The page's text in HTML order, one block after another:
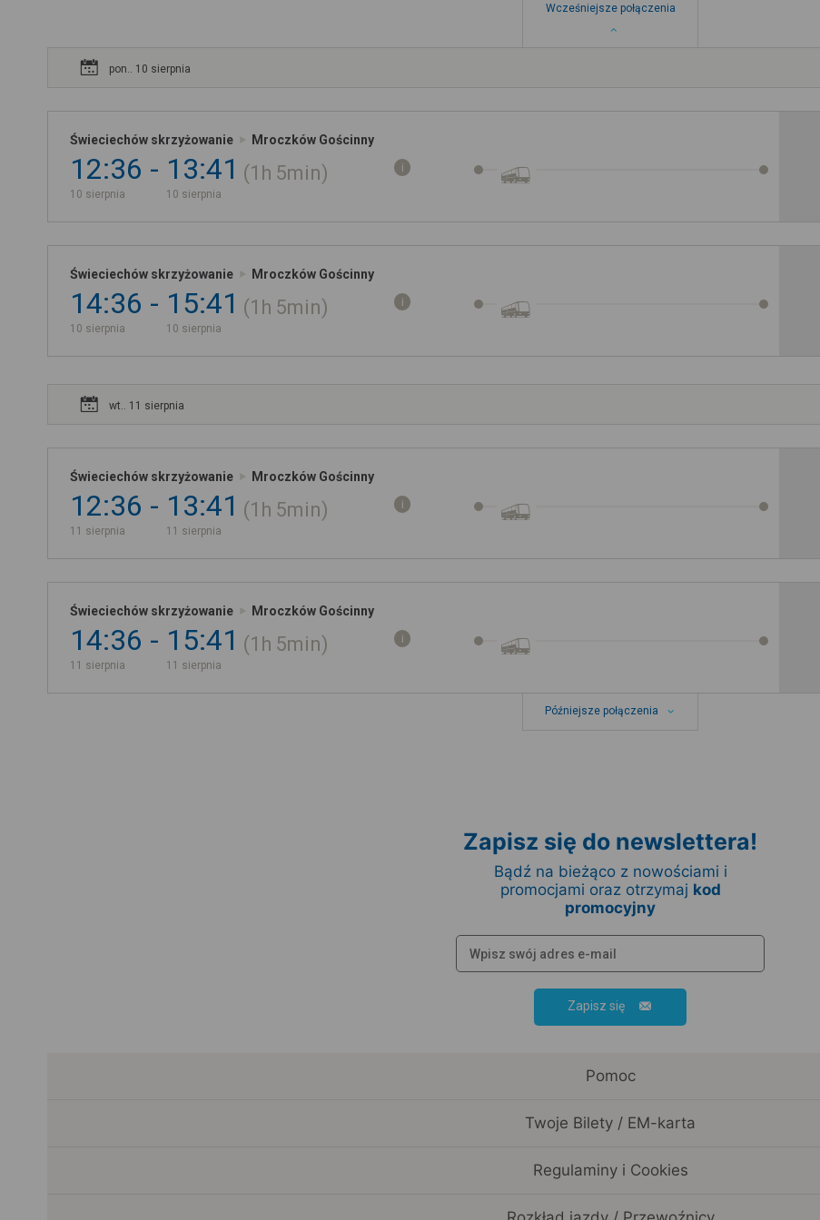
Wcześniejsze połączenia
pon.. 10 sierpnia
Świeciechów skrzyżowanie Mroczków Gościnny
12:36
10 sierpnia
13:41
10 sierpnia
1h 5min
Świeciechów skrzyżowanie Mroczków Gościnny
14:36
10 sierpnia
15:41
10 sierpnia
1h 5min
wt.. 11 sierpnia
Świeciechów skrzyżowanie Mroczków Gościnny
12:36
11 sierpnia
13:41
11 sierpnia
1h 5min
Świeciechów skrzyżowanie Mroczków Gościnny
14:36
11 sierpnia
15:41
11 sierpnia
1h 5min
Późniejsze połączenia
Zapisz się do newslettera!
Bądź na bieżąco z nowościami i
promocjami oraz otrzymaj kod
promocyjny
Zapisz się
Pomoc
Twoje Bilety / EM-karta
Regulaminy i Cookies